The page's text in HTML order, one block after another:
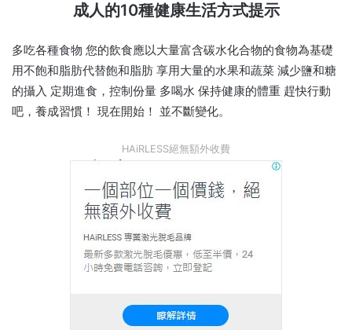
成人的10種健康生活方式提示
多吃各種食物 您的飲食應以大量富含碳水化合物的食物為基礎
用不飽和脂肪代替飽和脂肪 享用大量的水果和蔬菜 減少鹽和糖
的攝入 定期進食，控制份量 多喝水 保持健康的體重 趕快行動
吧，養成習慣！ 現在開始！ 並不斷變化。
HAiRLESS絕無額外收費